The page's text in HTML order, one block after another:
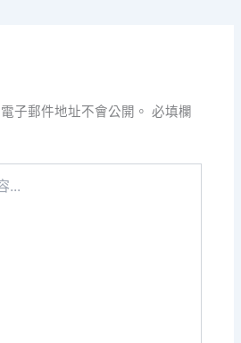
子郵件地址不會公開。 必填欄